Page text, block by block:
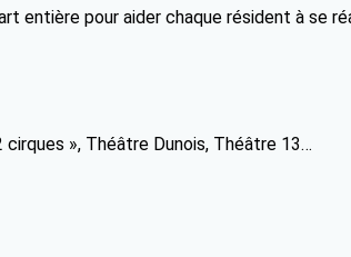
entière pour aider chaque résident à se
», Théâtre Dunois, Théâtre 13…